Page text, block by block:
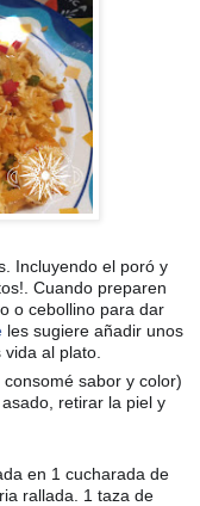
Incluyendo el poró y
Cuando preparen
o cebollino para dar
les sugiere añadir unos
al plato.
sabor y color)
retirar la piel y
en 1 cucharada de
rallada. 1 taza de